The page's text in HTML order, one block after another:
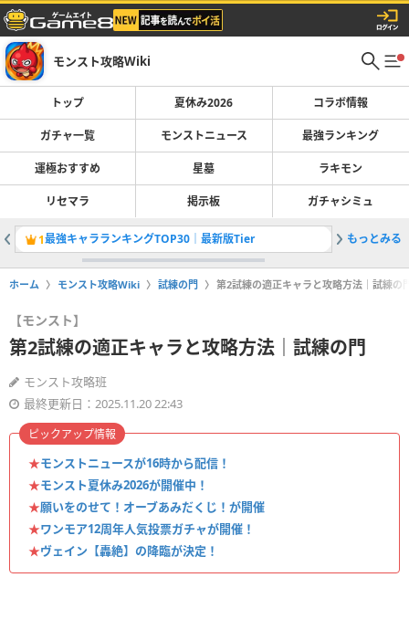
モンスト攻略Wiki
トップ 夏休み2026 コラボ情報
ガチャ一覧 モンストニュース 最強ランキング
運極おすすめ 星墓 ラキモン
リセマラ 掲示板 ガチャシミュ
1最強キャラランキングTOP30｜最新版Tier 2
もっとみる
ホーム モンスト攻略Wiki 試練の門 第2試練の適正キャラと攻略方法｜試練の
【モンスト】
第2試練の適正キャラと攻略方法｜試練の門
モンスト攻略班
最終更新日：2025.11.20 22:43
★モンストニュースが16時から配信！
★モンスト夏休み2026が開催中！
★願いをのせて！オーブあみだくじ！が開催
★ワンモア12周年人気投票ガチャが開催！
★ヴェイン【轟絶】の降臨が決定！
ピックアップ情報